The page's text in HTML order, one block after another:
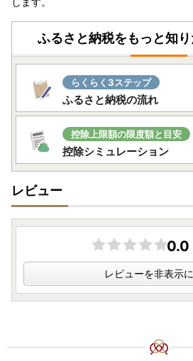
ふるさと納税をもっと知
らくらく3ステップ
ふるさと納税の流れ
控除上限額の限度額と目安
控除シミュレーション
レビュー
0.0
レビューを非表示